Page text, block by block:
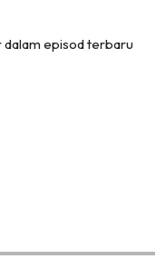
dalam episod terbaru